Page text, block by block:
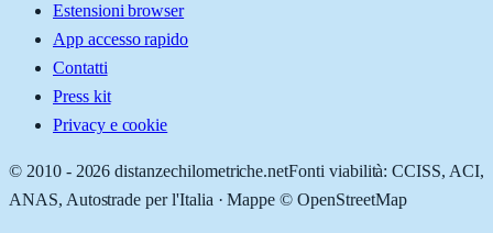
Estensioni browser
App accesso rapido
Contatti
Press kit
Privacy e cookie
© 2010 - 2026 distanzechilometriche.netFonti viabilità: CCISS, ACI,
ANAS, Autostrade per l'Italia · Mappe © OpenStreetMap